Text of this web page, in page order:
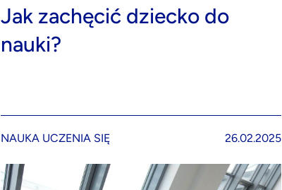
Jak zachęcić dziecko do
nauki?
NAUKA UCZENIA SIĘ 26.02.2025